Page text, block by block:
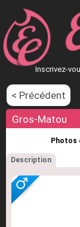
Inscrivez-
< Précédent
Gros-Matou
Photos
Description